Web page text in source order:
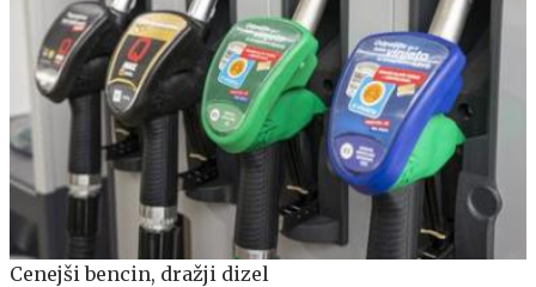
Cenejši bencin, dražji dizel